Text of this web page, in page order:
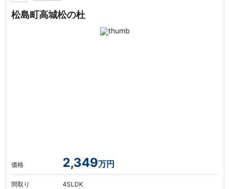
松島町高城松の杜
価格 2,349万円
間取り 4SLDK